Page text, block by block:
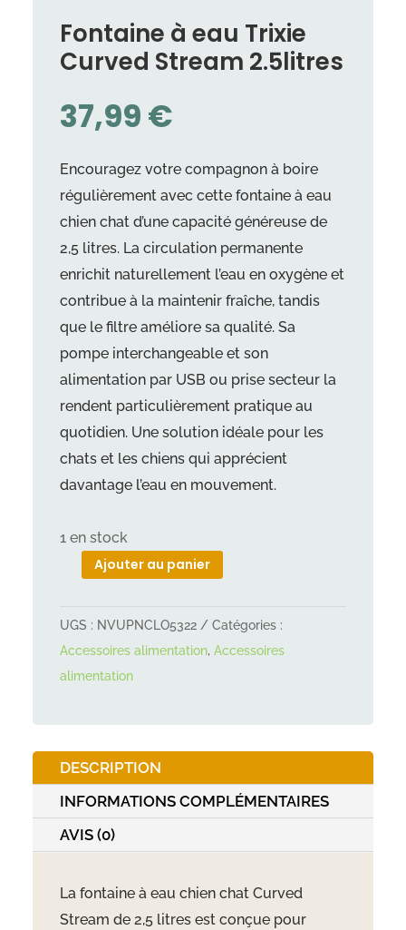
Fontaine à eau Trixie
Curved Stream 2.5litres
37,99€
Encouragez votre compagnon à boire
régulièrement avec cette fontaine à eau
chien chat d’une capacité généreuse de
2,5 litres. La circulation permanente
enrichit naturellement l’eau en oxygène et
contribue à la maintenir fraîche, tandis
que le filtre améliore sa qualité. Sa
pompe interchangeable et son
alimentation par USB ou prise secteur la
rendent particulièrement pratique au
quotidien. Une solution idéale pour les
chats et les chiens qui apprécient
davantage l’eau en mouvement.
1 en stock
quantité
Fontaine
à
eau
Curved
Stream
2.5litres
Ajouter au panier
UGS : NVUPNCLO5322
Catégories :
Accessoires alimentation, Accessoires
alimentation
DESCRIPTION
INFORMATIONS COMPLÉMENTAIRES
AVIS (0)
La fontaine à eau chien chat Curved
Stream de 2,5 litres est conçue pour